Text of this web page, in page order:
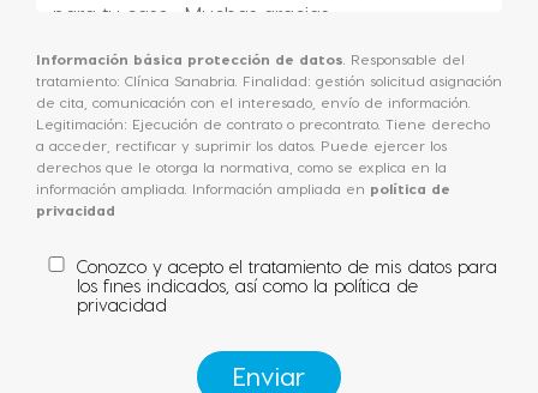
Información básica protección de datos . Responsable del
tratamiento: Clínica Sanabria. Finalidad: gestión solicitud asignación
de cita, comunicación con el interesado, envío de información.
Legitimación: Ejecución de contrato o precontrato. Tiene derecho
a acceder, rectificar y suprimir los datos. Puede ejercer los
derechos que le otorga la normativa, como se explica en la
información ampliada. Información ampliada en política de
privacidad
Conozco y acepto el tratamiento de mis datos para
los fines indicados, así como la política de
privacidad
Enviar